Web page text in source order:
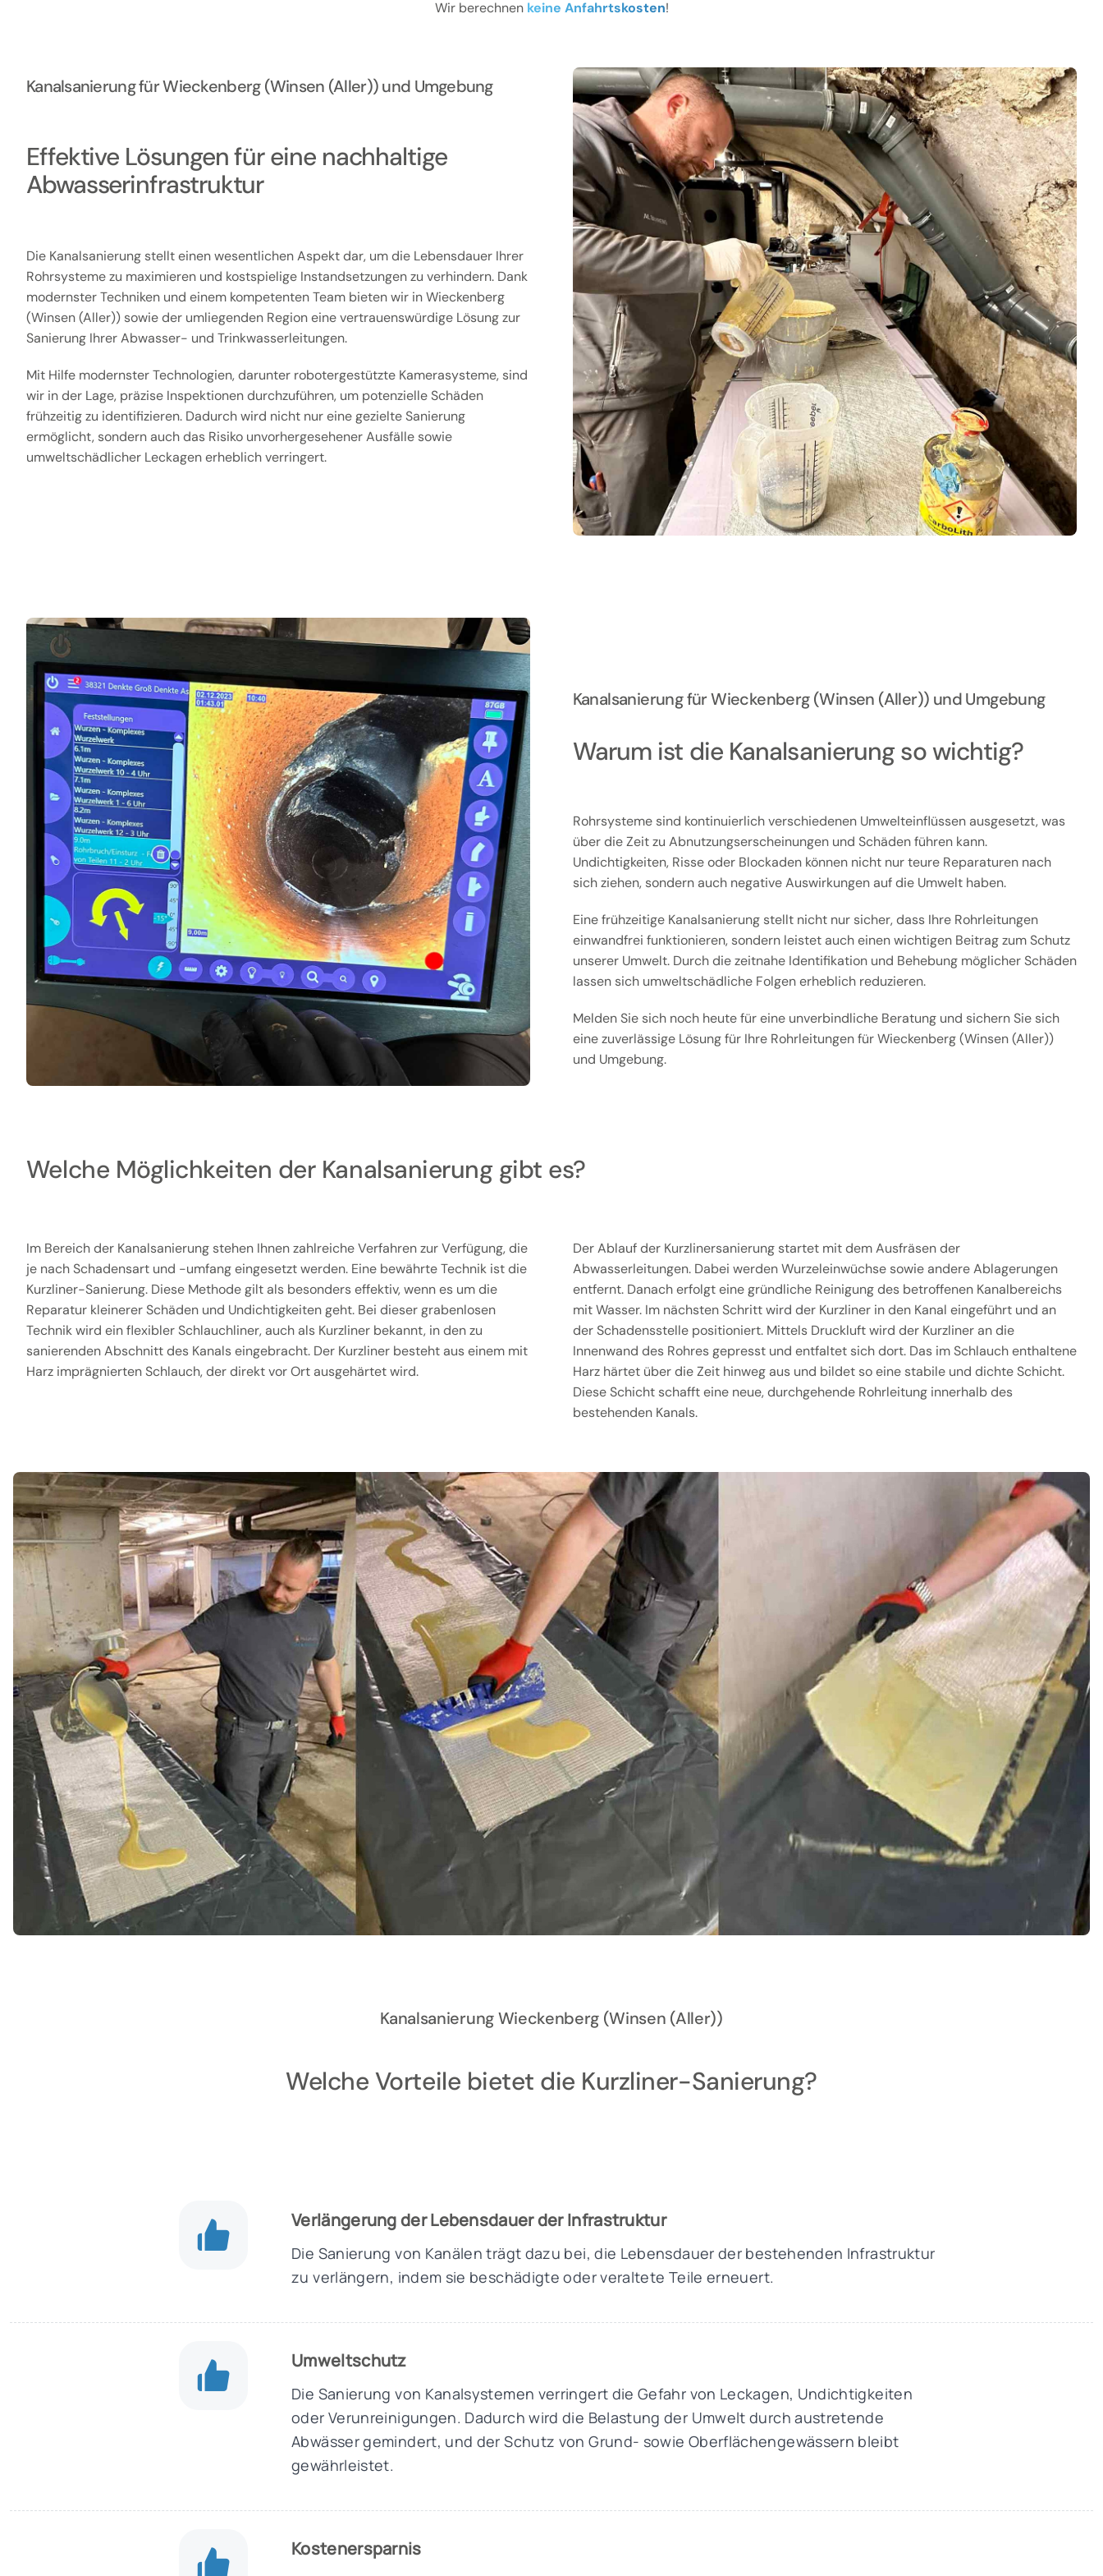
Wir berechnen keine Anfahrtskosten!
Kanalsanierung für Wieckenberg (Winsen (Aller)) und Umgebung
Effektive Lösungen für eine nachhaltige
Abwasserinfrastruktur
Die Kanalsanierung stellt einen wesentlichen Aspekt dar, um die Lebensdauer Ihrer
Rohrsysteme zu maximieren und kostspielige Instandsetzungen zu verhindern. Dank
modernster Techniken und einem kompetenten Team bieten wir in Wieckenberg
(Winsen (Aller)) sowie der umliegenden Region eine vertrauenswürdige Lösung zur
Sanierung Ihrer Abwasser- und Trinkwasserleitungen.
Mit Hilfe modernster Technologien, darunter robotergestützte Kamerasysteme, sind
wir in der Lage, präzise Inspektionen durchzuführen, um potenzielle Schäden
frühzeitig zu identifizieren. Dadurch wird nicht nur eine gezielte Sanierung
ermöglicht, sondern auch das Risiko unvorhergesehener Ausfälle sowie
umweltschädlicher Leckagen erheblich verringert.
Kanalsanierung für Wieckenberg (Winsen (Aller)) und Umgebung
Warum ist die Kanalsanierung so wichtig?
Rohrsysteme sind kontinuierlich verschiedenen Umwelteinflüssen ausgesetzt, was
über die Zeit zu Abnutzungserscheinungen und Schäden führen kann.
Undichtigkeiten, Risse oder Blockaden können nicht nur teure Reparaturen nach
sich ziehen, sondern auch negative Auswirkungen auf die Umwelt haben.
Eine frühzeitige Kanalsanierung stellt nicht nur sicher, dass Ihre Rohrleitungen
einwandfrei funktionieren, sondern leistet auch einen wichtigen Beitrag zum Schutz
unserer Umwelt. Durch die zeitnahe Identifikation und Behebung möglicher Schäden
lassen sich umweltschädliche Folgen erheblich reduzieren.
Melden Sie sich noch heute für eine unverbindliche Beratung und sichern Sie sich
eine zuverlässige Lösung für Ihre Rohrleitungen für Wieckenberg (Winsen (Aller))
und Umgebung.
Welche Möglichkeiten der Kanalsanierung gibt es?
Im Bereich der Kanalsanierung stehen Ihnen zahlreiche Verfahren zur Verfügung, die
je nach Schadensart und -umfang eingesetzt werden. Eine bewährte Technik ist die
Kurzliner-Sanierung. Diese Methode gilt als besonders effektiv, wenn es um die
Reparatur kleinerer Schäden und Undichtigkeiten geht. Bei dieser grabenlosen
Technik wird ein flexibler Schlauchliner, auch als Kurzliner bekannt, in den zu
sanierenden Abschnitt des Kanals eingebracht. Der Kurzliner besteht aus einem mit
Harz imprägnierten Schlauch, der direkt vor Ort ausgehärtet wird.
Der Ablauf der Kurzlinersanierung startet mit dem Ausfräsen der
Abwasserleitungen. Dabei werden Wurzeleinwüchse sowie andere Ablagerungen
entfernt. Danach erfolgt eine gründliche Reinigung des betroffenen Kanalbereichs
mit Wasser. Im nächsten Schritt wird der Kurzliner in den Kanal eingeführt und an
der Schadensstelle positioniert. Mittels Druckluft wird der Kurzliner an die
Innenwand des Rohres gepresst und entfaltet sich dort. Das im Schlauch enthaltene
Harz härtet über die Zeit hinweg aus und bildet so eine stabile und dichte Schicht.
Diese Schicht schafft eine neue, durchgehende Rohrleitung innerhalb des
bestehenden Kanals.
Kanalsanierung Wieckenberg (Winsen (Aller))
Welche Vorteile bietet die Kurzliner-Sanierung?
Verlängerung der Lebensdauer der Infrastruktur
Die Sanierung von Kanälen trägt dazu bei, die Lebensdauer der bestehenden Infrastruktur
zu verlängern, indem sie beschädigte oder veraltete Teile erneuert.
Umweltschutz
Die Sanierung von Kanalsystemen verringert die Gefahr von Leckagen, Undichtigkeiten
oder Verunreinigungen. Dadurch wird die Belastung der Umwelt durch austretende
Abwässer gemindert, und der Schutz von Grund- sowie Oberflächengewässern bleibt
gewährleistet.
Kostenersparnis